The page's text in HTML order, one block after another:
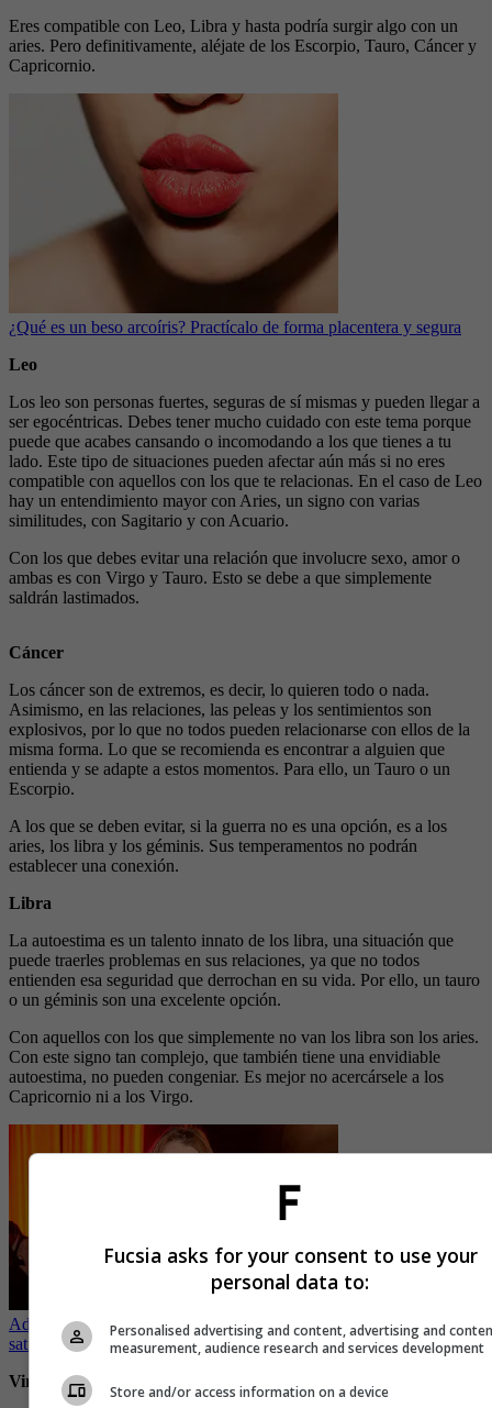
Eres compatible con Leo, Libra y hasta podría surgir algo con un
aries. Pero definitivamente, aléjate de los Escorpio, Tauro, Cáncer y
Capricornio.
¿Qué es un beso arcoíris? Practícalo de forma placentera y segura
Leo
Los leo son personas fuertes, seguras de sí mismas y pueden llegar a
ser egocéntricas. Debes tener mucho cuidado con este tema porque
puede que acabes cansando o incomodando a los que tienes a tu
lado. Este tipo de situaciones pueden afectar aún más si no eres
compatible con aquellos con los que te relacionas. En el caso de Leo
hay un entendimiento mayor con Aries, un signo con varias
similitudes, con Sagitario y con Acuario.
Con los que debes evitar una relación que involucre sexo, amor o
ambas es con Virgo y Tauro. Esto se debe a que simplemente
saldrán lastimados.
Cáncer
Los cáncer son de extremos, es decir, lo quieren todo o nada.
Asimismo, en las relaciones, las peleas y los sentimientos son
explosivos, por lo que no todos pueden relacionarse con ellos de la
misma forma. Lo que se recomienda es encontrar a alguien que
entienda y se adapte a estos momentos. Para ello, un Tauro o un
Escorpio.
A los que se deben evitar, si la guerra no es una opción, es a los
aries, los libra y los géminis. Sus temperamentos no podrán
establecer una conexión.
Libra
La autoestima es un talento innato de los libra, una situación que
puede traerles problemas en sus relaciones, ya que no todos
entienden esa seguridad que derrochan en su vida. Por ello, un tauro
o un géminis son una excelente opción.
Con aquellos con los que simplemente no van los libra son los aries.
Con este signo tan complejo, que también tiene una envidiable
autoestima, no pueden congeniar. Es mejor no acercársele a los
Capricornio ni a los Virgo.
Adictos al sexo: los artistas que han confesado “no quedar
satisfechos”
Virgo
Fucsia asks for your consent to use your
personal data to:
Personalised advertising and content, advertising and
measurement, audience research and services development
Store and/or access information on a device